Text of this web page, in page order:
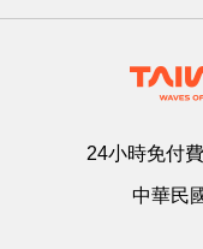
24小時免付
中華民